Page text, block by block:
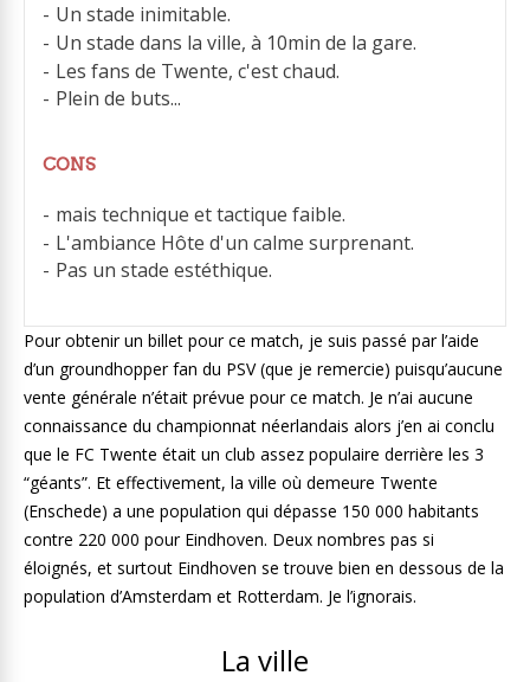
Un stade inimitable.
Un stade dans la ville, à 10min de la gare.
Les fans de Twente, c'est chaud.
Plein de buts...
CONS
mais technique et tactique faible.
L'ambiance Hôte d'un calme surprenant.
Pas un stade estéthique.
Pour obtenir un billet pour ce match, je suis passé par l’aide
d’un groundhopper fan du PSV (que je remercie) puisqu’aucune
vente générale n’était prévue pour ce match. Je n’ai aucune
connaissance du championnat néerlandais alors j’en ai conclu
que le FC Twente était un club assez populaire derrière les 3
“géants”. Et effectivement, la ville où demeure Twente
(Enschede) a une population qui dépasse 150 000 habitants
contre 220 000 pour Eindhoven. Deux nombres pas si
éloignés, et surtout Eindhoven se trouve bien en dessous de la
population d’Amsterdam et Rotterdam. Je l’ignorais.
La ville